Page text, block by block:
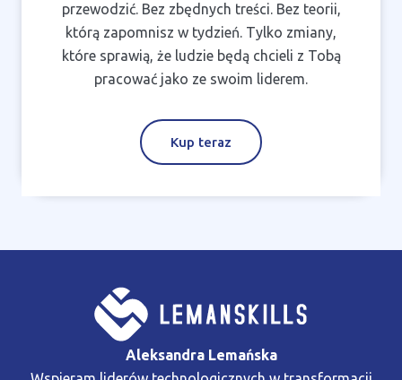
przewodzić. Bez zbędnych treści. Bez teorii,
którą zapomnisz w tydzień. Tylko zmiany,
które sprawią, że ludzie będą chcieli z Tobą
pracować jako ze swoim liderem.
Kup teraz
Aleksandra Lemańska